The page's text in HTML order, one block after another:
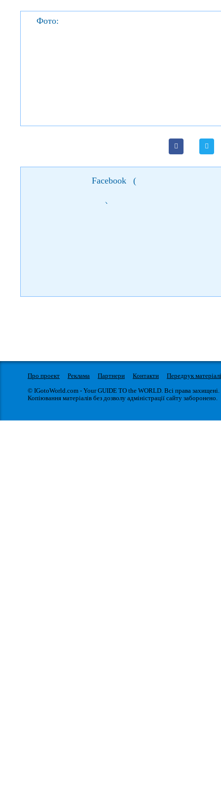
Фото:
Facebook (
)
Про проект Реклама Партнери Контакти
Передрук
© IGotoWorld.com - Your GUIDE TO the WORLD. Всі права захищені.
Копіювання матеріалів без дозволу адміністрації сайту заборонено.